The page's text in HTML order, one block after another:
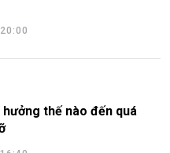
hưởng thế nào đến quá